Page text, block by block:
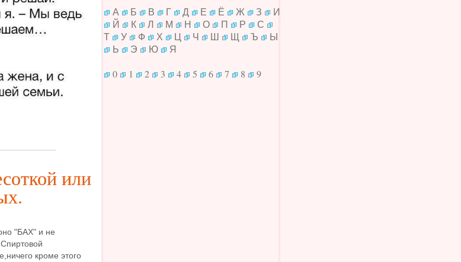
или
"БАХ" и не
кроме этого
А
Б В Г Д Е Ё Ж З
И
Й
К Л М Н О П Р
С
Т
У Ф Х Ц Ч Ш Щ Ъ
Ы
Ь
Э Ю
Я
0
1 2 3 4 5 6 7 8 9